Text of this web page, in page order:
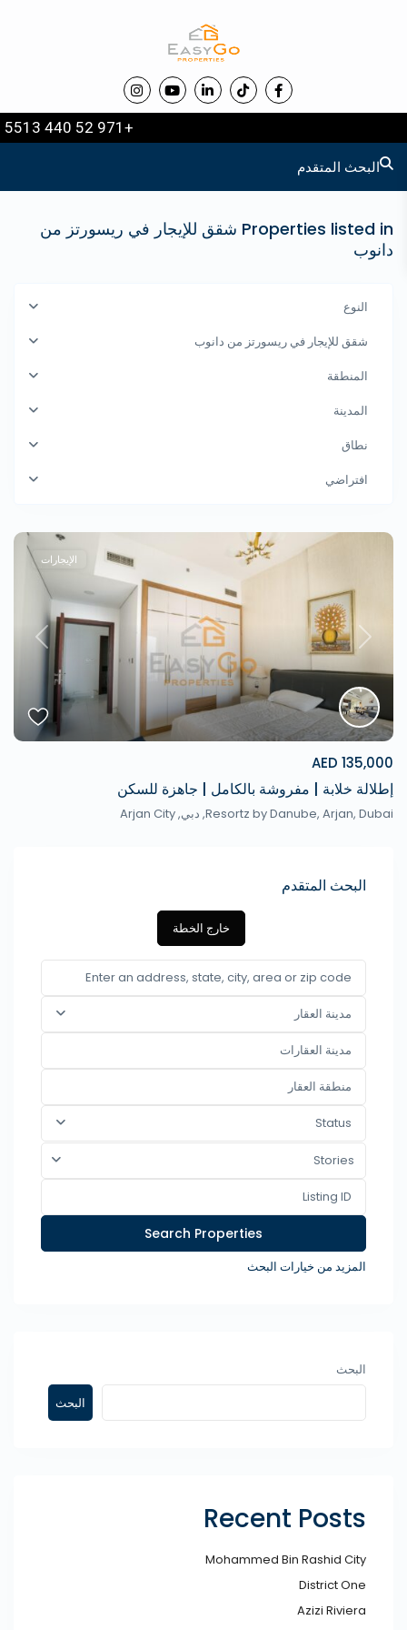
+971 52 440 5513
البحث المتقدم
Properties listed in شقق للإيجار في ريسورتز من
دانوب
النوع
شقق للإيجار في ريسورتز من دانوب
المنطقة
المدينة
نطاق
افتراضي
Next
الإيجارات
135,000 AED
إطلالة خلابة | مفروشة بالكامل | جاهزة للسكن
Resortz by Danube, Arjan, Dubai, دبي,
Arjan City
البحث المتقدم
خارج الخطة
مدينة العقار
Status
Stories
المزيد من خيارات البحث
البحث
البحث
Recent Posts
Mohammed Bin Rashid City​
District One
Azizi Riviera